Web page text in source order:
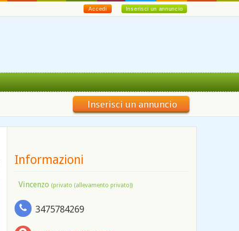
Inserisci un annuncio
Accedi
Inserisci un annuncio
Informazioni
Vincenzo (privato (allevamento privato))
3475784269